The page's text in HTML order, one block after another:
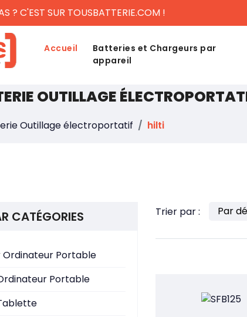
? C'EST SUR TOUSBATTERIE.COM !
Accueil
Batteries et Chargeurs par
appareil
OUTILLAGE
Outillage électroportatif hilti
Trier par :
CATÉGORIES
Ordinateur Portable
Portable